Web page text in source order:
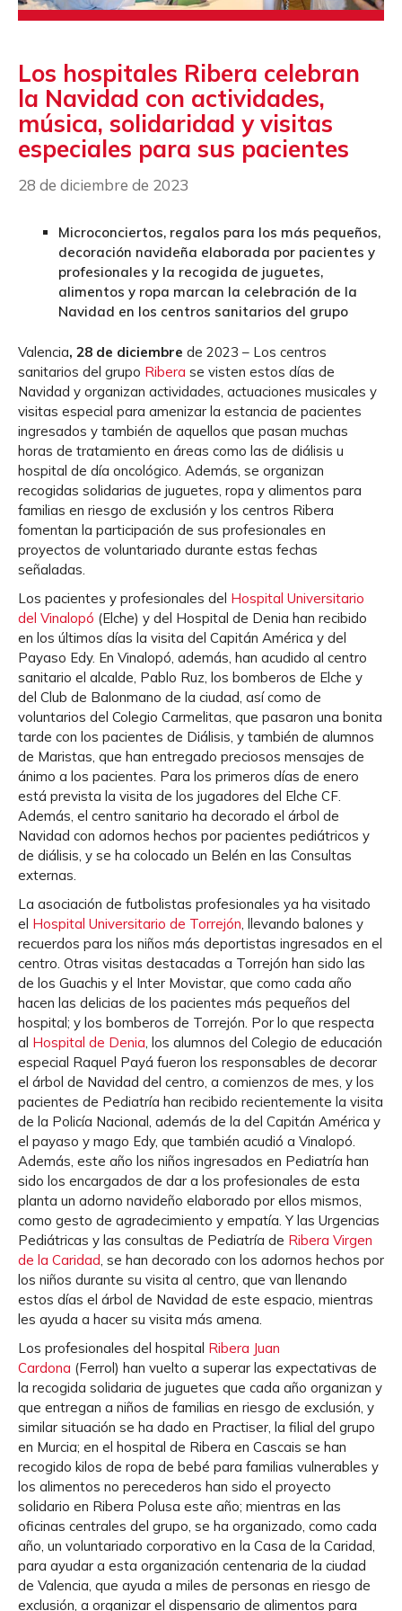
Los hospitales Ribera celebran
la Navidad con actividades,
música, solidaridad y visitas
especiales para sus pacientes
28 de diciembre de 2023
Microconciertos, regalos para los más pequeños,
decoración navideña elaborada por pacientes y
profesionales y la recogida de juguetes,
alimentos y ropa marcan la celebración de la
Navidad en los centros sanitarios del grupo
Valencia, 28 de diciembre de 2023 – Los centros
sanitarios del grupo Ribera se visten estos días de
Navidad y organizan actividades, actuaciones musicales y
visitas especial para amenizar la estancia de pacientes
ingresados y también de aquellos que pasan muchas
horas de tratamiento en áreas como las de diálisis u
hospital de día oncológico. Además, se organizan
recogidas solidarias de juguetes, ropa y alimentos para
familias en riesgo de exclusión y los centros Ribera
fomentan la participación de sus profesionales en
proyectos de voluntariado durante estas fechas
señaladas.
Los pacientes y profesionales del Hospital Universitario
del Vinalopó (Elche) y del Hospital de Denia han recibido
en los últimos días la visita del Capitán América y del
Payaso Edy. En Vinalopó, además, han acudido al centro
sanitario el alcalde, Pablo Ruz, los bomberos de Elche y
del Club de Balonmano de la ciudad, así como de
voluntarios del Colegio Carmelitas, que pasaron una bonita
tarde con los pacientes de Diálisis, y también de alumnos
de Maristas, que han entregado preciosos mensajes de
ánimo a los pacientes. Para los primeros días de enero
está prevista la visita de los jugadores del Elche CF.
Además, el centro sanitario ha decorado el árbol de
Navidad con adornos hechos por pacientes pediátricos y
de diálisis, y se ha colocado un Belén en las Consultas
externas.
La asociación de futbolistas profesionales ya ha visitado
el Hospital Universitario de Torrejón, llevando balones y
recuerdos para los niños más deportistas ingresados en el
centro. Otras visitas destacadas a Torrejón han sido las
de los Guachis y el Inter Movistar, que como cada año
hacen las delicias de los pacientes más pequeños del
hospital; y los bomberos de Torrejón. Por lo que respecta
al Hospital de Denia, los alumnos del Colegio de educación
especial Raquel Payá fueron los responsables de decorar
el árbol de Navidad del centro, a comienzos de mes, y los
pacientes de Pediatría han recibido recientemente la visita
de la Policía Nacional, además de la del Capitán América y
el payaso y mago Edy, que también acudió a Vinalopó.
Además, este año los niños ingresados en Pediatría han
sido los encargados de dar a los profesionales de esta
planta un adorno navideño elaborado por ellos mismos,
como gesto de agradecimiento y empatía. Y las Urgencias
Pediátricas y las consultas de Pediatría de Ribera Virgen
de la Caridad, se han decorado con los adornos hechos por
los niños durante su visita al centro, que van llenando
estos días el árbol de Navidad de este espacio, mientras
les ayuda a hacer su visita más amena.
Los profesionales del hospital Ribera Juan
Cardona (Ferrol) han vuelto a superar las expectativas de
la recogida solidaria de juguetes que cada año organizan y
que entregan a niños de familias en riesgo de exclusión, y
similar situación se ha dado en Practiser, la filial del grupo
en Murcia; en el hospital de Ribera en Cascais se han
recogido kilos de ropa de bebé para familias vulnerables y
los alimentos no perecederos han sido el proyecto
solidario en Ribera Polusa este año; mientras en las
oficinas centrales del grupo, se ha organizado, como cada
año, un voluntariado corporativo en la Casa de la Caridad,
para ayudar a esta organización centenaria de la ciudad
de Valencia, que ayuda a miles de personas en riesgo de
exclusión, a organizar el dispensario de alimentos para